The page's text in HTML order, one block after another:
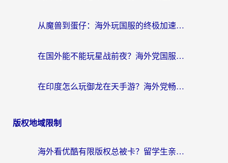
从魔兽到蛋仔：海外玩国服的终极加速指南，找到你的专属高速通道
在国外能不能玩星战前夜？海外党国服游戏不卡顿的秘密武器在这里
在印度怎么玩御龙在天手游？海外党畅玩国服的终极生存指南
版权地域限制
海外看优酷有限版权总被卡？留学生亲测有效的回国加速器选择指南